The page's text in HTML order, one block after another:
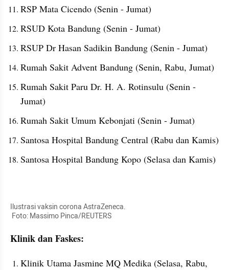
RSP Mata Cicendo (Senin - Jumat)
RSUD Kota Bandung (Senin - Jumat)
RSUP Dr Hasan Sadikin Bandung (Senin - Jumat)
Rumah Sakit Advent Bandung (Senin, Rabu, Jumat)
Rumah Sakit Paru Dr. H. A. Rotinsulu (Senin -
Jumat)
Rumah Sakit Umum Kebonjati (Senin - Jumat)
Santosa Hospital Bandung Central (Rabu dan Kamis)
Santosa Hospital Bandung Kopo (Selasa dan Kamis)
Ilustrasi vaksin corona AstraZeneca.
Foto: Massimo Pinca/REUTERS
Klinik dan Faskes:
Klinik Utama Jasmine MQ Medika (Selasa, Rabu,